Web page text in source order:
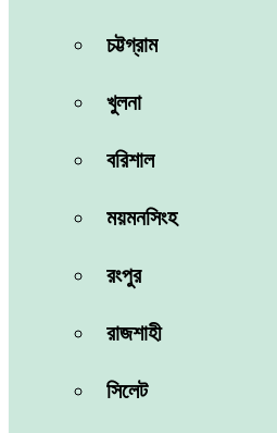
চট্টগ্রাম
খুলনা
বরিশাল
ময়মনসিংহ
রংপুর
রাজশাহী
সিলেট